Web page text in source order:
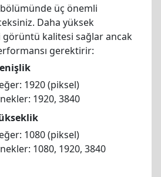
üç önemli
Daha yüksek
kalitesi sağlar ancak
gerektirir:
1920 (piksel)
1920, 3840
1080 (piksel)
1080, 1920, 3840